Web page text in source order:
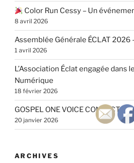
Color Run Cessy – Un
8 avril 2026
Assemblée Générale ÉCLAT 2026
1 avril 2026
L’Association Éclat engagée dans
Numérique
18 février 2026
GOSPEL ONE VOICE CONNECT
20 janvier 2026
ARCHIVES